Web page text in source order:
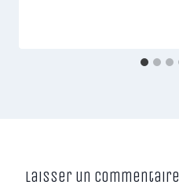
Laisser un commentaire